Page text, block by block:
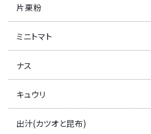
片栗粉
ミニトマト
ナス
キュウリ
出汁(カツオと昆布)